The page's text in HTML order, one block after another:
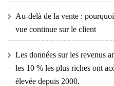
Au-delà de la vente :
vue continue sur le client
Les données sur les revenus
les 10 % les plus riches ont
élevée depuis 2000.